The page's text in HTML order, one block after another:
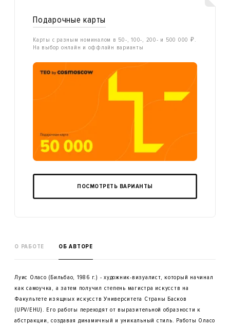
Подарочные карты
Карты с разным номиналом в 50-, 100-, 200- и 500 000 ₽.
На выбор онлайн и оффлайн варианты
ПОСМОТРЕТЬ ВАРИАНТЫ
О РАБОТЕ ОБ АВТОРЕ
Луис Оласо (Бильбао, 1986 г.) - художник-визуалист, который начинал
как самоучка, а затем получил степень магистра искусств на
Факультете изящных искусств Университета Страны Басков
(UPV/EHU). Его работы переходят от выразительной образности к
абстракции, создавая динамичный и уникальный стиль. Работы Оласо